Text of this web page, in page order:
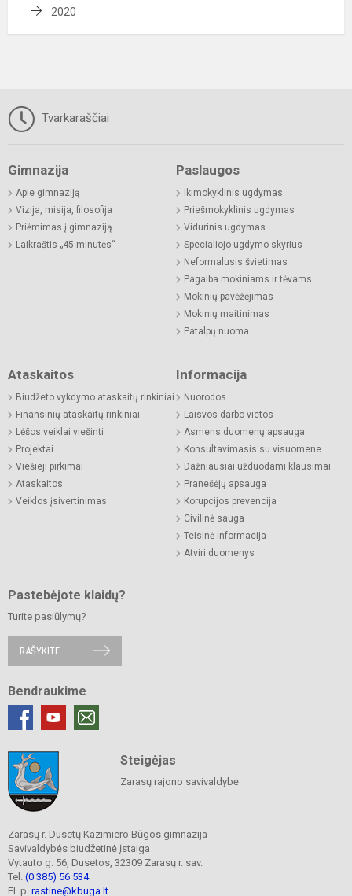
2020
Tvarkaraščiai
Gimnazija
Apie gimnaziją
Vizija, misija, filosofija
Priėmimas į gimnaziją
Laikraštis „45 minutės“
Paslaugos
Ikimokyklinis ugdymas
Priešmokyklinis ugdymas
Vidurinis ugdymas
Specialiojo ugdymo skyrius
Neformalusis švietimas
Pagalba mokiniams ir tėvams
Mokinių pavėžėjimas
Mokinių maitinimas
Patalpų nuoma
Ataskaitos
Biudžeto vykdymo ataskaitų rinkiniai
Finansinių ataskaitų rinkiniai
Lėšos veiklai viešinti
Projektai
Viešieji pirkimai
Ataskaitos
Veiklos įsivertinimas
Informacija
Nuorodos
Laisvos darbo vietos
Asmens duomenų apsauga
Konsultavimasis su visuomene
Dažniausiai užduodami klausimai
Pranešėjų apsauga
Korupcijos prevencija
Civilinė sauga
Teisinė informacija
Atviri duomenys
Pastebėjote klaidų?
Turite pasiūlymų?
RAŠYKITE
Bendraukime
Steigėjas
Zarasų rajono savivaldybė
Zarasų r. Dusetų Kazimiero Būgos gimnazija
Savivaldybės biudžetinė įstaiga
Vytauto g. 56, Dusetos, 32309 Zarasų r. sav.
Tel. (0 385) 56 534
El. p. rastine@kbuga.lt